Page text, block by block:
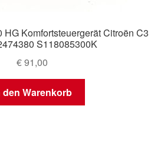
Komfortsteuergerät Citroën C3
S118085300K
€91,00
den Warenkorb